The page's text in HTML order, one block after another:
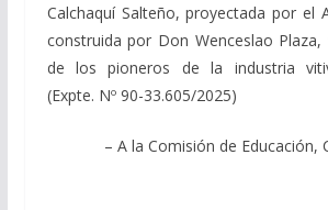
Calchaquí Salteño, proyectada por el
construida por Don Wenceslao
de los pioneros de la industria
(Expte. Nº 90-33.605/2025)
– A la Comisión de Educación,